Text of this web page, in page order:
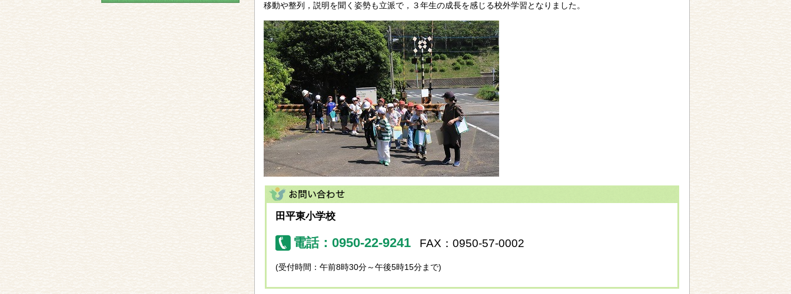
移動や整列，説明を聞く姿勢も立派で，３年生の成長を感じる校外学習となりました。
田平東小学校
電話：0950-22-9241 FAX：0950-57-0002
(受付時間：午前8時30分～午後5時15分まで)